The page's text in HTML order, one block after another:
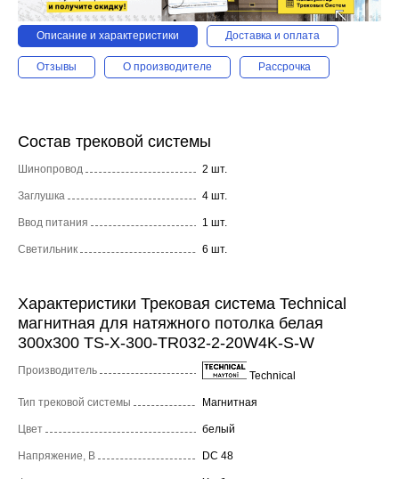
Описание и характеристики Доставка и оплата
Отзывы О производителе Рассрочка
Состав трековой системы
Шинопровод 2 шт.
Заглушка 4 шт.
Ввод питания 1 шт.
Светильник 6 шт.
Характеристики Трековая система Technical
магнитная для натяжного потолка белая
300x300 TS-X-300-TR032-2-20W4K-S-W
Производитель Technical
Тип трековой системы Магнитная
Цвет белый
Напряжение, В DC 48